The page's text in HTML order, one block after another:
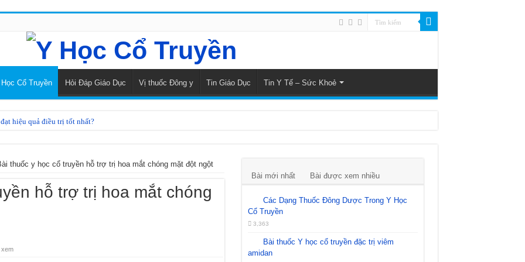
Cổ Truyền Hỏi Đáp Giáo Dục Vị thuốc Đông y Tin Giáo Dục Tin Y Tế – Sức Khoẻ
hiệu quả điều trị tốt nhất?
Y học cổ truyền
bằng Đông y
sâm
phương đông
mài
thuốc y học cổ truyền hỗ trợ trị hoa mắt chóng mặt đột ngột
hỗ trợ trị hoa mắt chóng
Bài mới nhất Bài được xem nhiều
Các Dạng Thuốc Đông Dược Trong Y Học
Cổ Truyền
3,363
Bài thuốc Y học cổ truyền đặc trị viêm
amidan